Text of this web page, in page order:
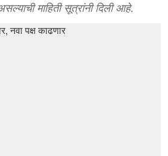
माहिती सूत्रांनी दिली आहे.